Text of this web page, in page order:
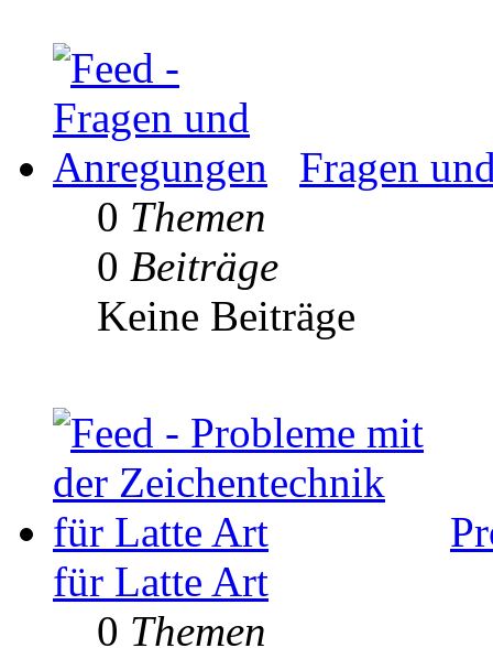
Fragen
0 Themen
0 Beiträge
Keine Beiträge
für Latte Art
0 Themen